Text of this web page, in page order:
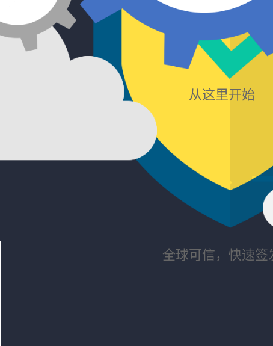
全球可信，快速签
从这里开始